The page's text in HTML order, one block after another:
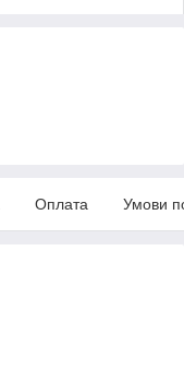
Оплата Умови